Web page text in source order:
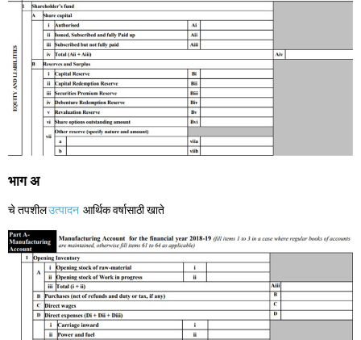
भाग अ
चे तपशीलउत्पादन आर्थिक वर्षासाठी खाते